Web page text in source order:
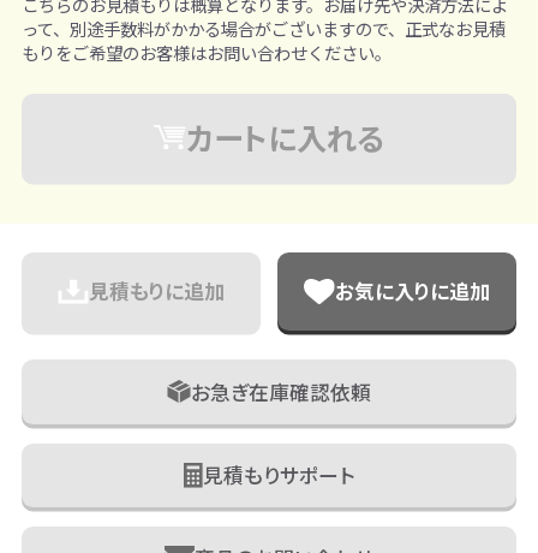
って、別途手数料がかかる場合がございますので、正式なお見積
もりをご希望のお客様はお問い合わせください。
カートに入れる
見積もりに追加 お気に入りに追加
お急ぎ在庫確認依頼
見積もりサポート